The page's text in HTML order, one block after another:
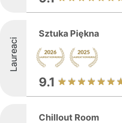
Laureaci
Sztuka Piękna
9.1
Chillout Room